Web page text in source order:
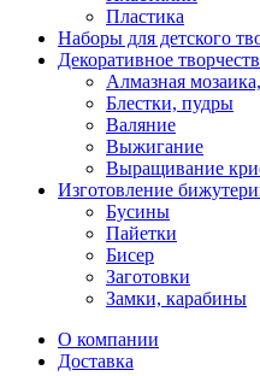
Пластика
Наборы для детского
Декоративное
Алмазная
Блестки, пудры
Валяние
Выжигание
Выращивание
Изготовление
Бусины
Пайетки
Бисер
Заготовки
Замки, карабины
О компании
Доставка